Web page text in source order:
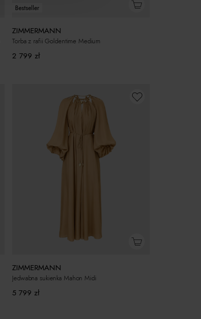
Bestseller
ZIMMERMANN
Torba z rafii Goldentime Medium
2 799zł
ZIMMERMANN
Jedwabna sukienka Mahon Midi
5 799zł